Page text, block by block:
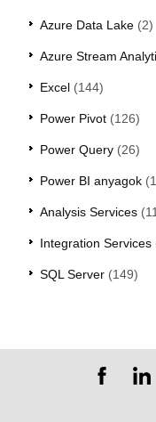
Azure Data Lake (2)
Azure Stream
Excel (144)
Power Pivot (126)
Power Query (26)
Power BI anyagok
Analysis Services
Integration Services
SQL Server (149)